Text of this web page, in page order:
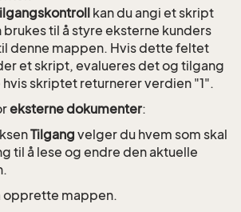
kan du angi et skript
brukes til å styre eksterne kunders
denne mappen. Hvis dette feltet
et skript, evalueres det og tilgang
hvis skriptet returnerer verdien "1".
eksterne dokumenter:
Tilgang velger du hvem som skal
til å lese og endre den aktuelle
opprette mappen.